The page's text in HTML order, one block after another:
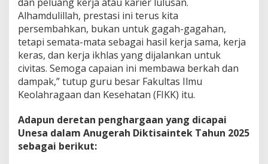
Alhamdulillah, prestasi ini terus kita
persembahkan, bukan untuk gagah-gagahan,
tetapi semata-mata sebagai hasil kerja sama, kerja
keras, dan kerja ikhlas yang dijalankan untuk
civitas. Semoga capaian ini membawa berkah dan
dampak,” tutup guru besar Fakultas Ilmu
Keolahragaan dan Kesehatan (FIKK) itu.
Adapun deretan penghargaan yang dicapai
Unesa dalam Anugerah Diktisaintek Tahun 2025
sebagai berikut: